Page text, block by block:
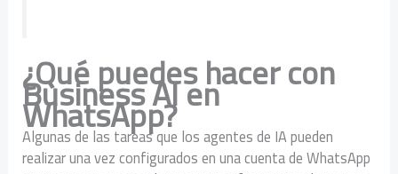
¿Qué puedes hacer con
Business AI en
WhatsApp?
Algunas de las tareas que los agentes de IA pueden
realizar una vez configurados en una cuenta de WhatsApp